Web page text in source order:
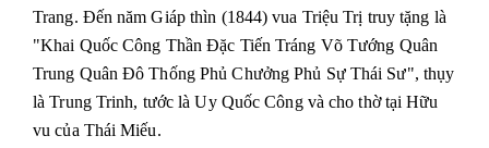
Trang. Đến năm Giáp thìn (1844) vua Triệu Trị truy tặng là
"Khai Quốc Công Thần Đặc Tiến Tráng Võ Tướng Quân
Trung Quân Đô Thống Phủ Chưởng Phủ Sự Thái Sư", thụy
là Trung Trinh, tước là Uy Quốc Công và cho thờ tại Hữu
vu của Thái Miếu.